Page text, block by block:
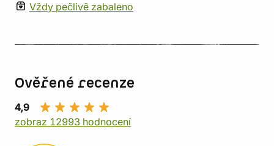
Vždy pečlivě zabaleno
Ověřené recenze
4,9
zobraz 12993 hodnocení